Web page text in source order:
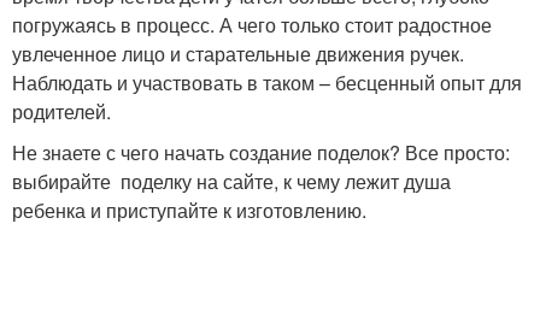
погружаясь в процесс. А чего только стоит радостное
увлеченное лицо и старательные движения ручек.
Наблюдать и участвовать в таком – бесценный опыт для
родителей.
Не знаете с чего начать создание поделок? Все просто:
выбирайте поделку на сайте, к чему лежит душа
ребенка и приступайте к изготовлению.